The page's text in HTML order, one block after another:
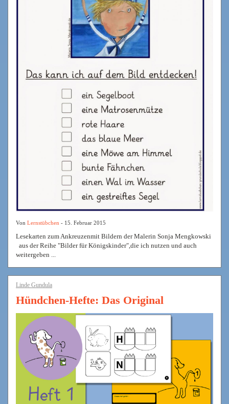
Von Lernstübchen - 15. Februar 2015
Lesekarten zum Ankreuzenmit Bildern der Malerin Sonja Mengkowski
aus der Reihe "Bilder für Königskinder",die ich nutzen und auch
weitergeben ...
Linde Gundula
Hündchen-Hefte: Das Original